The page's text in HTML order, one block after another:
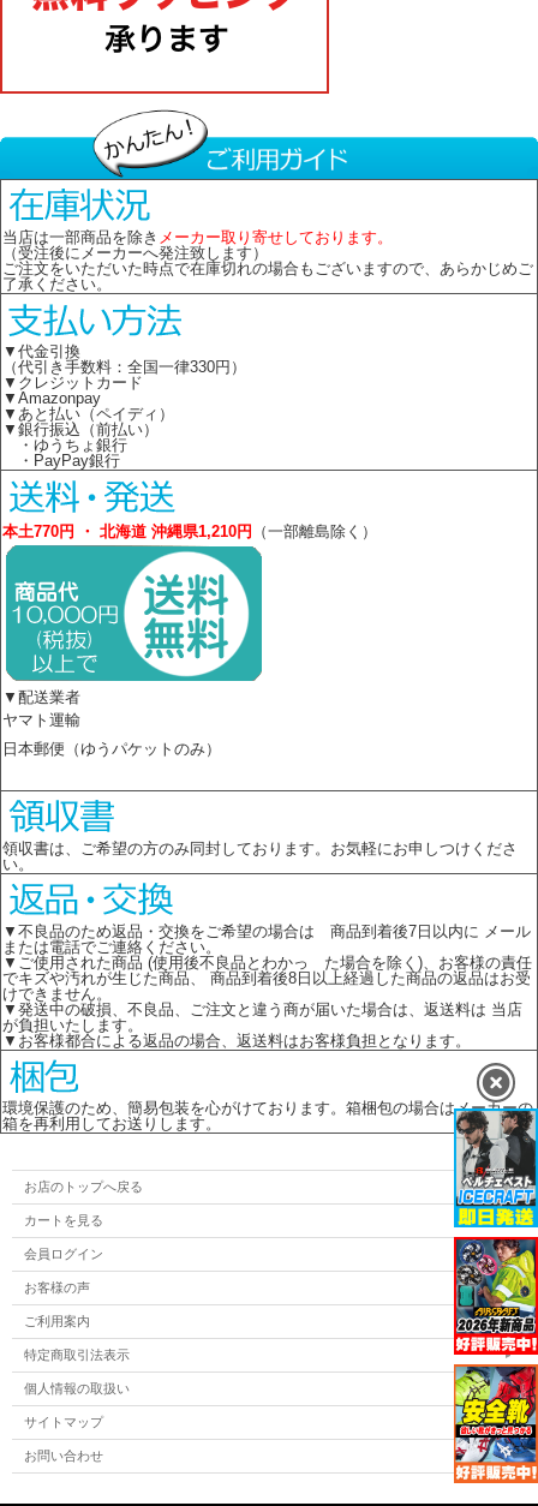
当店は一部商品を除き メーカー取り寄せしております。
（受注後にメーカーへ発注致します）
ご注文をいただいた時点で在庫切れの場合もございますので、あらかじめご
了承ください。
▼代金引換
（代引き手数料：全国一律330円）
▼クレジットカード
▼Amazonpay
▼あと払い（ペイディ）
▼銀行振込（前払い）
・ゆうちょ銀行
・PayPay銀行
本土770円 ・ 北海道 沖縄県1,210円 （一部離島除く）
▼配送業者
ヤマト運輸
日本郵便（ゆうパケットのみ）
領収書は、ご希望の方のみ同封しております。お気軽にお申しつけくださ
い。
▼不良品のため返品・交換をご希望の場合は 商品到着後7日以内に メール
または電話でご連絡ください。
▼ご使用された商品 (使用後不良品とわかっ た場合を除く)、お客様の責任
でキズや汚れが生じた商品、 商品到着後8日以上経過した商品の返品はお受
けできません。
▼発送中の破損、不良品、ご注文と違う商が届いた場合は、返送料は 当店
が負担いたします。
▼お客様都合による返品の場合、返送料はお客様負担となります。
環境保護のため、簡易包装を心がけております。箱梱包の場合はメーカーの
箱を再利用してお送りします。
お店のトップへ戻る
カートを見る
会員ログイン
お客様の声
ご利用案内
特定商取引法表示
個人情報の取扱い
サイトマップ
お問い合わせ